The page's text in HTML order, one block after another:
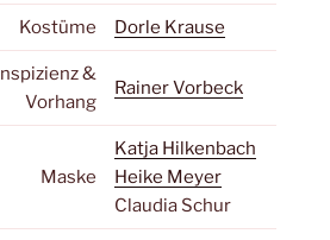
Kostüme Dorle Krause
Inspizienz &
Vorhang
Rainer Vorbeck
Maske
Katja Hilkenbach
Heike Meyer
Claudia Schur